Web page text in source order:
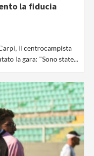
la fiducia
il centrocampista
la gara: "Sono state...